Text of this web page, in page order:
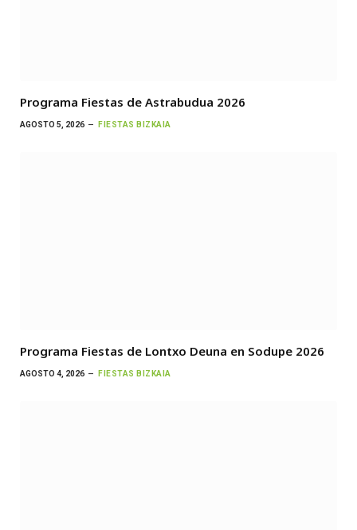
Programa Fiestas de Astrabudua 2026
AGOSTO 5, 2026 FIESTAS BIZKAIA
Programa Fiestas de Lontxo Deuna en Sodupe 2026
AGOSTO 4, 2026 FIESTAS BIZKAIA